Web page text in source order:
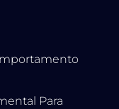
Para